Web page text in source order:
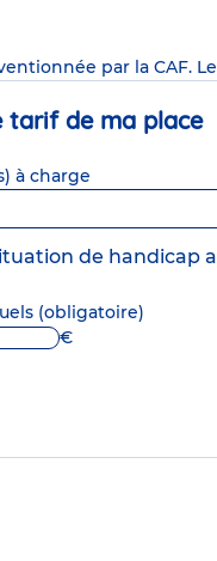
par la CAF.
tarif de ma place
à charge
de handicap
(obligatoire)
€